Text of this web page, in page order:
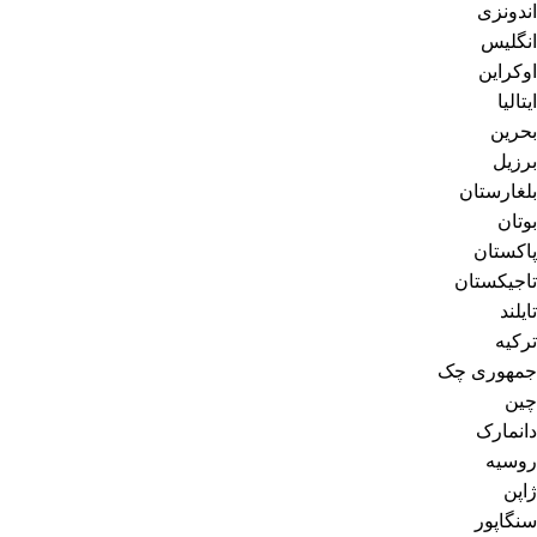
اندونزی
انگلیس
اوکراین
ایتالیا
بحرین
برزیل
بلغارستان
بوتان
پاکستان
تاجیکستان
تایلند
ترکیه
جمهوری چک
چین
دانمارک
روسیه
ژاپن
سنگاپور